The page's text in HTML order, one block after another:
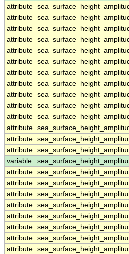
attribute
attribute
attribute
attribute
attribute
attribute
attribute
attribute
attribute
attribute
attribute
attribute
attribute
attribute
variable
attribute
attribute
attribute
attribute
attribute
attribute
attribute
attribute